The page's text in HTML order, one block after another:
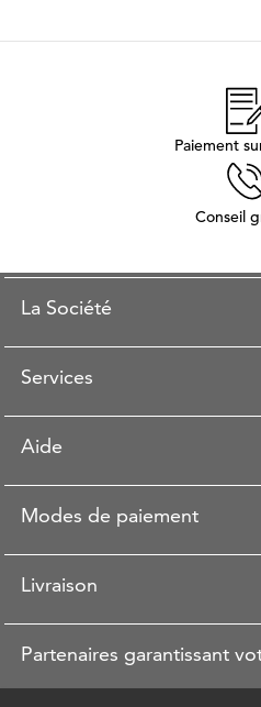
Paiement
Conseil
La Société
Services
Aide
Modes de paiement
Livraison
Partenaires garantissant